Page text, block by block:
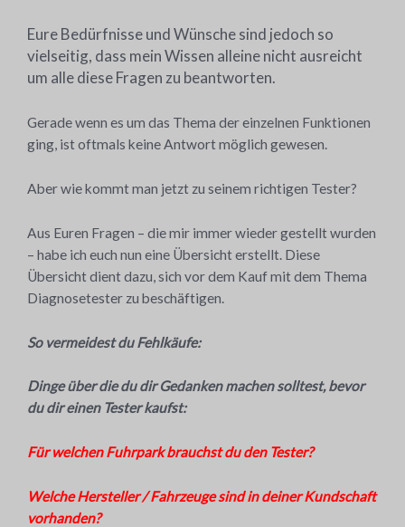
Eure Bedürfnisse und Wünsche sind jedoch so
vielseitig, dass mein Wissen alleine nicht ausreicht
um alle diese Fragen zu beantworten.
Gerade wenn es um das Thema der einzelnen Funktionen
ging, ist oftmals keine Antwort möglich gewesen.
Aber wie kommt man jetzt zu seinem richtigen Tester?
Aus Euren Fragen – die mir immer wieder gestellt wurden
– habe ich euch nun eine Übersicht erstellt. Diese
Übersicht dient dazu, sich vor dem Kauf mit dem Thema
Diagnosetester zu beschäftigen.
So vermeidest du Fehlkäufe:
Dinge über die du dir Gedanken machen solltest, bevor
du dir einen Tester kaufst:
Für welchen Fuhrpark brauchst du den Tester?
Welche Hersteller / Fahrzeuge sind in deiner Kundschaft
vorhanden?